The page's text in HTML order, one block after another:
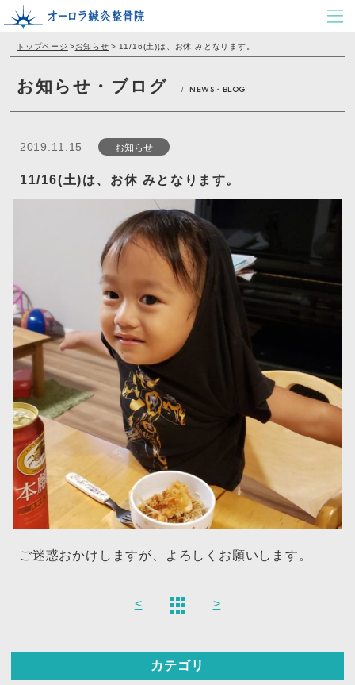
トップページ >お知らせ > 11/16(土)は、お休 みとなります。
お知らせ・ブログ / NEWS・BLOG
2019.11.15 お知らせ
11/16(土)は、お休 みとなります。
ご迷惑おかけしますが、よろしくお願いします。
< >
カテゴリ